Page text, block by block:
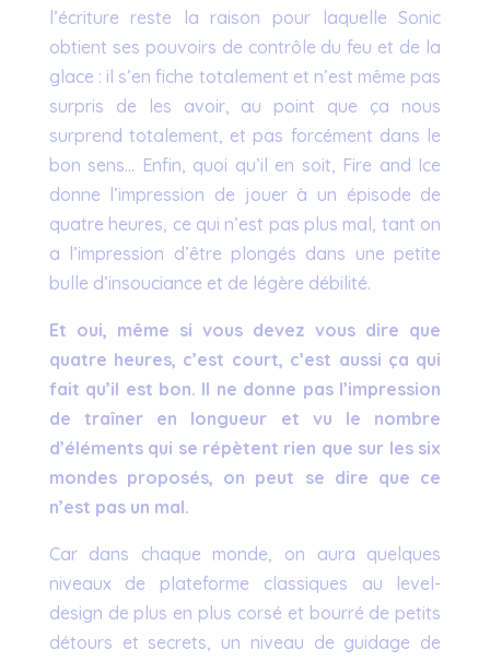
l’écriture reste la raison pour laquelle Sonic
obtient ses pouvoirs de contrôle du feu et de la
glace : il s’en fiche totalement et n’est même pas
surpris de les avoir, au point que ça nous
surprend totalement, et pas forcément dans le
bon sens… Enfin, quoi qu’il en soit, Fire and Ice
donne l’impression de jouer à un épisode de
quatre heures, ce qui n’est pas plus mal, tant on
a l’impression d’être plongés dans une petite
bulle d’insouciance et de légère débilité.
Et oui, même si vous devez vous dire que
quatre heures, c’est court, c’est aussi ça qui
fait qu’il est bon. Il ne donne pas l’impression
de traîner en longueur et vu le nombre
d’éléments qui se répètent rien que sur les six
mondes proposés, on peut se dire que ce
n’est pas un mal.
Car dans chaque monde, on aura quelques
niveaux de plateforme classiques au level-
design de plus en plus corsé et bourré de petits
détours et secrets, un niveau de guidage de